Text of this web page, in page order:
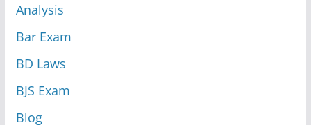
Analysis
Bar Exam
BD Laws
BJS Exam
Blog